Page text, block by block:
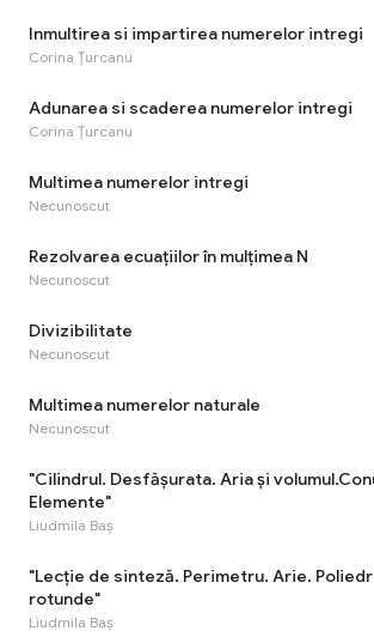
Inmultirea si impartirea numerelor intregi
Corina Țurcanu
Adunarea si scaderea numerelor intregi
Corina Țurcanu
Multimea numerelor intregi
Necunoscut
Rezolvarea ecuaţiilor în mulţimea N
Necunoscut
Divizibilitate
Necunoscut
Multimea numerelor naturale
Necunoscut
"Cilindrul. Desfășurata. Aria și
Elemente"
Liudmila Baș
"Lecție de sinteză. Perimetru. Arie.
rotunde"
Liudmila Baș